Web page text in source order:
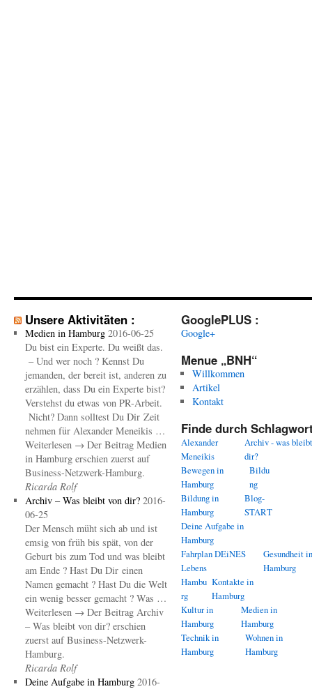
Unsere Aktivitäten :
Medien in Hamburg 2016-06-25
Du bist ein Experte. Du weißt das.
– Und wer noch ? Kennst Du
jemanden, der bereit ist, anderen zu
erzählen, dass Du ein Experte bist?
Verstehst du etwas von PR-Arbeit.
Nicht? Dann solltest Du Dir Zeit
nehmen für Alexander Meneikis …
Weiterlesen → Der Beitrag Medien
in Hamburg erschien zuerst auf
Business-Netzwerk-Hamburg.
Ricarda Rolf
Archiv – Was bleibt von dir? 2016-
06-25
Der Mensch müht sich ab und ist
emsig von früh bis spät, von der
Geburt bis zum Tod und was bleibt
am Ende ? Hast Du Dir einen
Namen gemacht ? Hast Du die Welt
ein wenig besser gemacht ? Was …
Weiterlesen → Der Beitrag Archiv
– Was bleibt von dir? erschien
zuerst auf Business-Netzwerk-
Hamburg.
Ricarda Rolf
Deine Aufgabe in Hamburg 2016-
GooglePLUS :
Google+
Menue „BNH“
Willkommen
Artikel
Kontakt
Finde durch
Alexander
Meneikis
Archiv - was
dir?
Bewegen in
Hamburg
Bildu
ng
Bildung in
Hamburg
Blog-
START
Deine Aufgabe in
Hamburg
Fahrplan DEiNES
Lebens
Gesundheit in
Hamburg
Hambu
rg
Kontakte in
Hamburg
Kultur in
Hamburg
Medien in
Hamburg
Technik in
Hamburg
Wohnen in
Hamburg